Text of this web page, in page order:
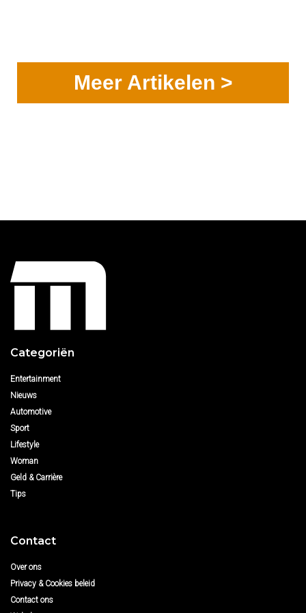
Meer Artikelen >
Categoriën
Entertainment
Nieuws
Automotive
Sport
Lifestyle
Woman
Geld & Carrière
Tips
Contact
Over ons
Privacy & Cookies beleid
Contact ons